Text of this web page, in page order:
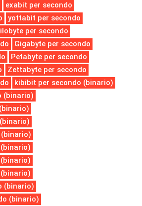
exabit per secondo
yottabit per secondo
per secondo
Gigabyte per secondo
Petabyte per secondo
Zettabyte per secondo
kibibit per secondo (binario)
(binario)
(binario)
(binario)